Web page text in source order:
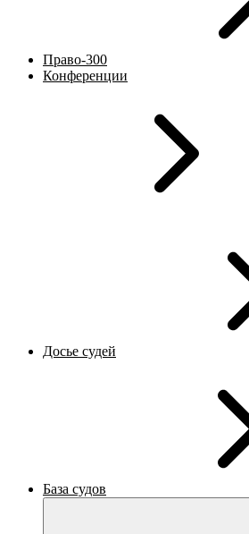
Право-300
Конференции
Досье судей
База судов